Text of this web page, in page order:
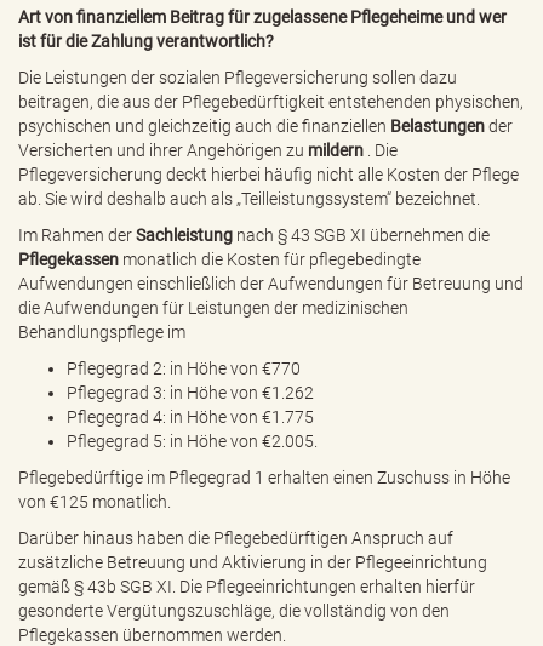
Art von finanziellem Beitrag für zugelassene Pflegeheime und wer
ist für die Zahlung verantwortlich?
Die Leistungen der sozialen Pflegeversicherung sollen dazu
beitragen, die aus der Pflegebedürftigkeit entstehenden physischen,
psychischen und gleichzeitig auch die finanziellen Belastungender
Versicherten und ihrer Angehörigen zu mildern . Die
Pflegeversicherung deckt hierbei häufig nicht alle Kosten der Pflege
ab. Sie wird deshalb auch als „Teilleistungssystem“ bezeichnet.
Im Rahmen derSachleistung nach § 43 SGB XI übernehmen die
Pflegekassen monatlich die Kosten für pflegebedingte
Aufwendungen einschließlich der Aufwendungen für Betreuung und
die Aufwendungen für Leistungen der medizinischen
Behandlungspflege im
Pflegegrad 2: in Höhe von €770
Pflegegrad 3: in Höhe von €1.262
Pflegegrad 4: in Höhe von €1.775
Pflegegrad 5: in Höhe von €2.005.
Pflegebedürftige im Pflegegrad 1 erhalten einen Zuschuss in Höhe
von €125 monatlich.
Darüber hinaus haben die Pflegebedürftigen Anspruch auf
zusätzliche Betreuung und Aktivierung in der Pflegeeinrichtung
gemäß § 43b SGB XI. Die Pflegeeinrichtungen erhalten hierfür
gesonderte Vergütungszuschläge, die vollständig von den
Pflegekassen übernommen werden.